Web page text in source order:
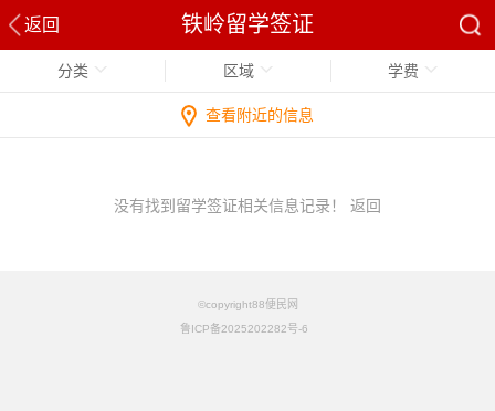
返回 铁岭留学签证
分类 区域 学费
查看附近的信息
没有找到留学签证相关信息记录！ 返回
©copyright88便民网
鲁ICP备2025202282号-6